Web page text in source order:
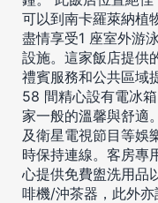
可以到南卡羅萊納植
盡情享受1 座室外游
設施。這家飯店提供
禮賓服務和公共區域
58 間精心設有電冰
家一般的溫馨與舒適
及衛星電視節目等娛
時保持連線。客房專
心提供免費盥洗用品
啡機/沖茶器，此外亦